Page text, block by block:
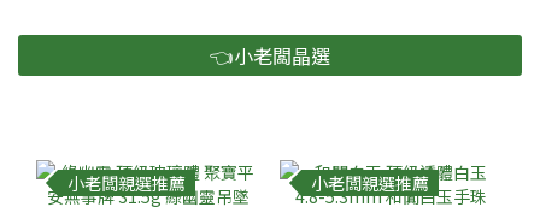
👈小老闆晶選
小老闆親選推薦 小老闆親選推薦